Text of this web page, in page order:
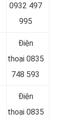
0932 497
995
Điện
thoại0835
748 593
Điện
thoại0835